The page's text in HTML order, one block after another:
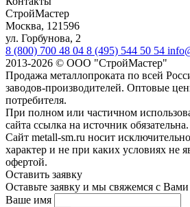
СтройМастер
Москва, 121596
ул. Горбунова, 2
8 (800) 700 48 04 8 (495) 544 50 54
2013-2026 © ООО "СтройМастер"
Продажа металлопроката по всей
заводов-производителей. Оптовые
потребителя.
При полном или частичном
сайта ссылка на источник обязательна.
Сайт metall-sm.ru носит
характер и не при каких условиях не
офертой.
Оставить заявку
Оставьте заявку и мы свяжемся с Вами
Ваше имя